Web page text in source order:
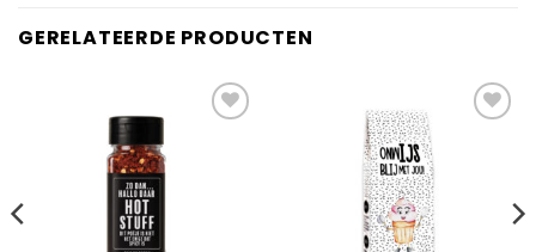
GERELATEERDE PRODUCTEN